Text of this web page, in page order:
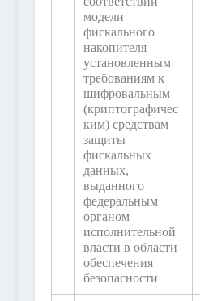
модели
фискального
накопителя
установленным
требованиям к
шифровальным
(криптографичес
ким) средствам
защиты
фискальных
данных,
выданного
федеральным
органом
исполнительной
власти в области
обеспечения
безопасности